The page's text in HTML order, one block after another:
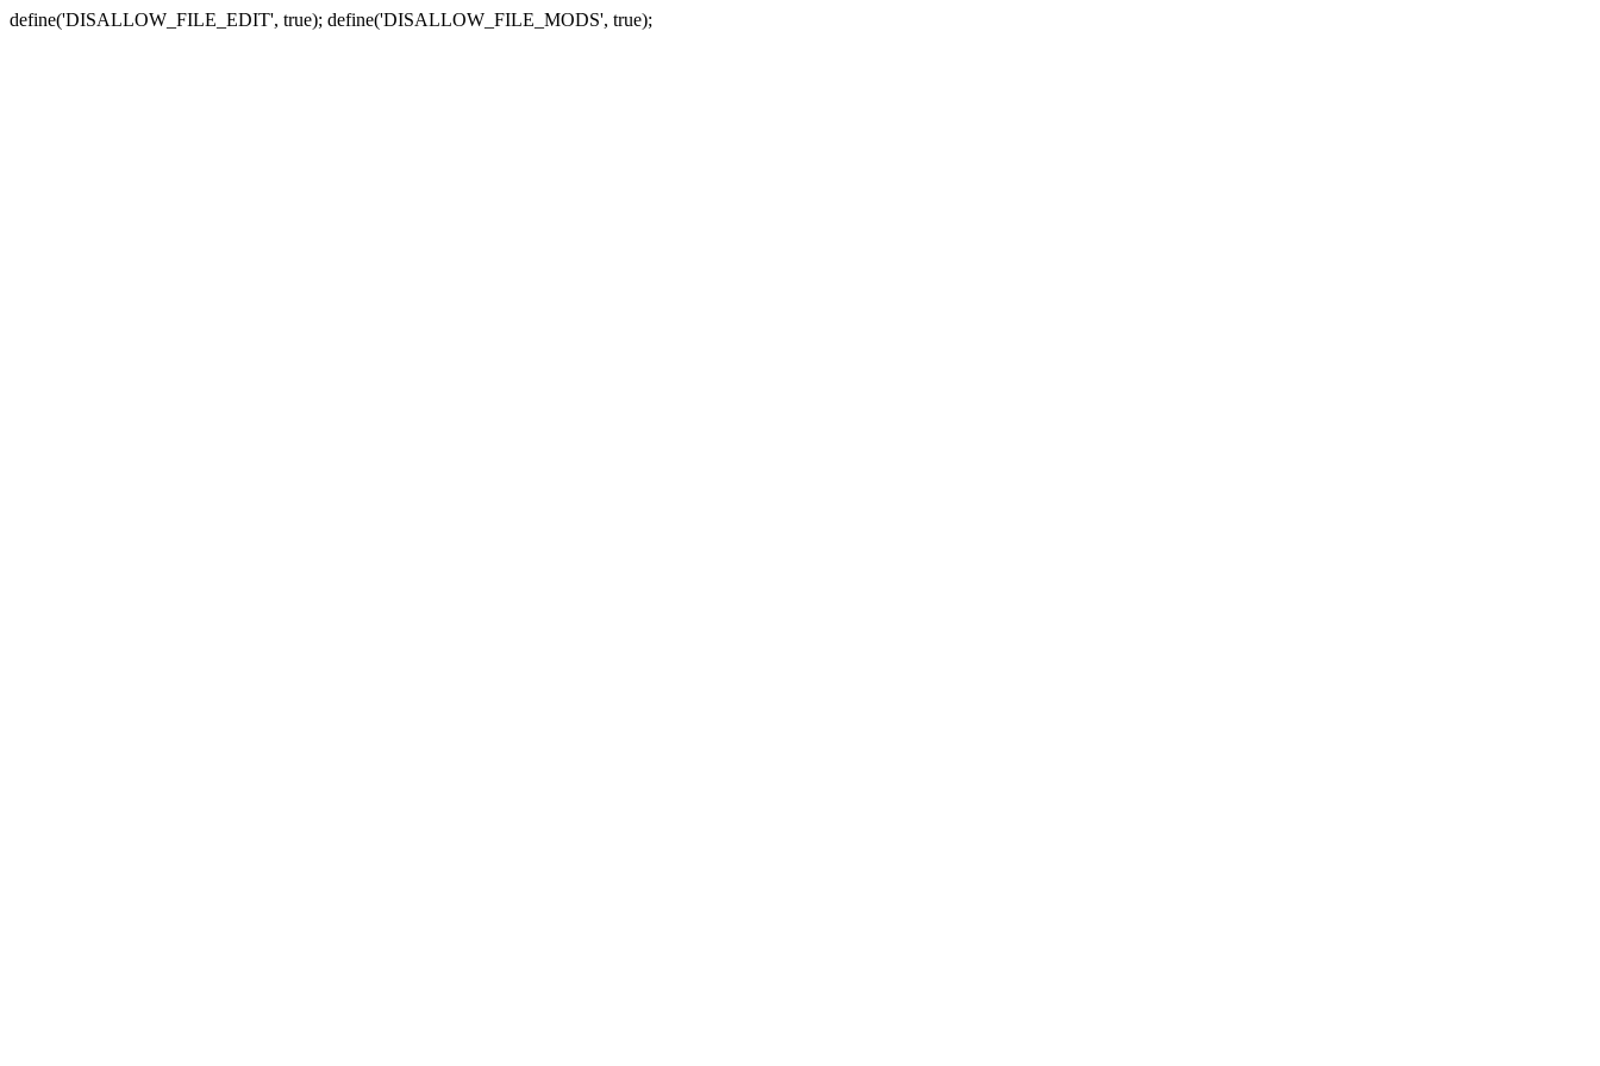
define('DISALLOW_FILE_EDIT', true); define('DISALLOW_FILE_MODS', true);